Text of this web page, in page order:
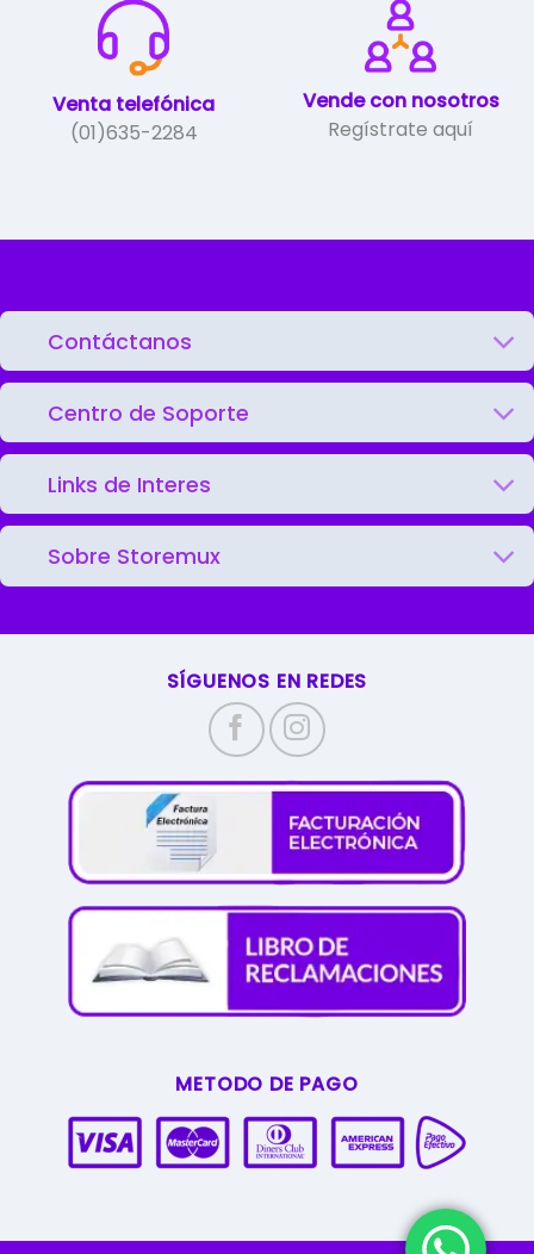
Venta telefónica
(01)635-2284
Vende con nosotros
Regístrate aquí
Contáctanos
Centro de Soporte
Links de Interes
Sobre Storemux
SÍGUENOS EN REDES
METODO DE PAGO